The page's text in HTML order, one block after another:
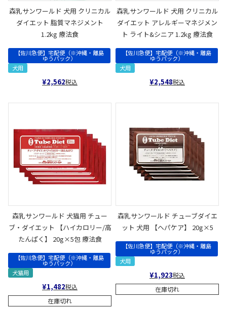
森乳サンワールド 犬用 クリニカル
ダイエット 脂質マネジメント
1.2kg 療法食
【佐川急便】宅配便（※沖縄・離島
ゆうパック）
犬用
¥2,562税込
森乳サンワールド 犬用 クリニカル
ダイエット アレルギーマネジメン
ト ライト&シニア 1.2kg 療法食
【佐川急便】宅配便（※沖縄・離島
ゆうパック）
犬用
¥2,548税込
森乳サンワールド 犬猫用 チュー
ブ・ダイエット 【ハイカロリー/高
たんぱく】 20g×5包 療法食
【佐川急便】宅配便（※沖縄・離島
ゆうパック）
犬猫用
¥1,482税込
在庫切れ
森乳サンワールド チューブダイエ
ット 犬用 【ヘパケア】 20g×5
【佐川急便】宅配便（※沖縄・離島
ゆうパック）
犬用
¥1,923税込
在庫切れ